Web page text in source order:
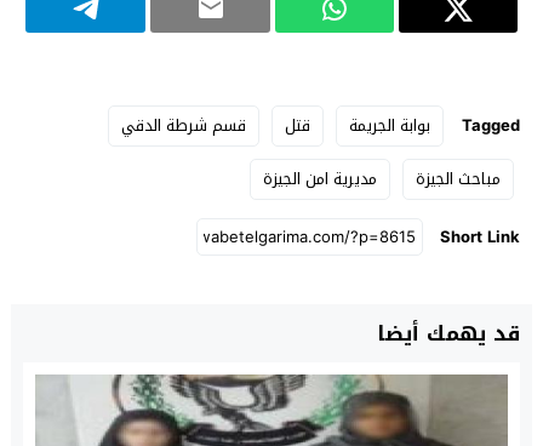
Tagged بوابة الجريمة قتل
قسم شرطة الدقي
مباحث الجيزة
مديرية امن الجيزة
Short Link
قد يهمك أيضا